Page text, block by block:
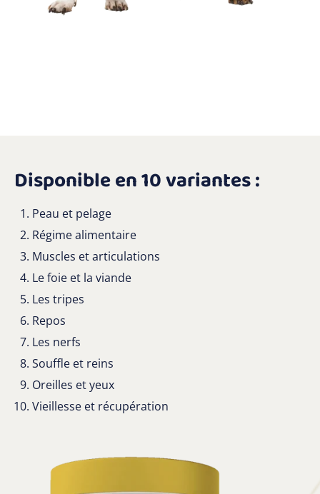
Disponible en 10 variantes :
Peau et pelage
Régime alimentaire
Muscles et articulations
Le foie et la viande
Les tripes
Repos
Les nerfs
Souffle et reins
Oreilles et yeux
Vieillesse et récupération